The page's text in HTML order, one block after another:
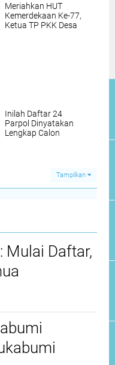
Meriahkan HUT
Kemerdekaan Ke-77,
Ketua TP PKK Desa
Inilah Daftar 24
Parpol Dinyatakan
Lengkap Calon
Tampilkan
Mulai Daftar,